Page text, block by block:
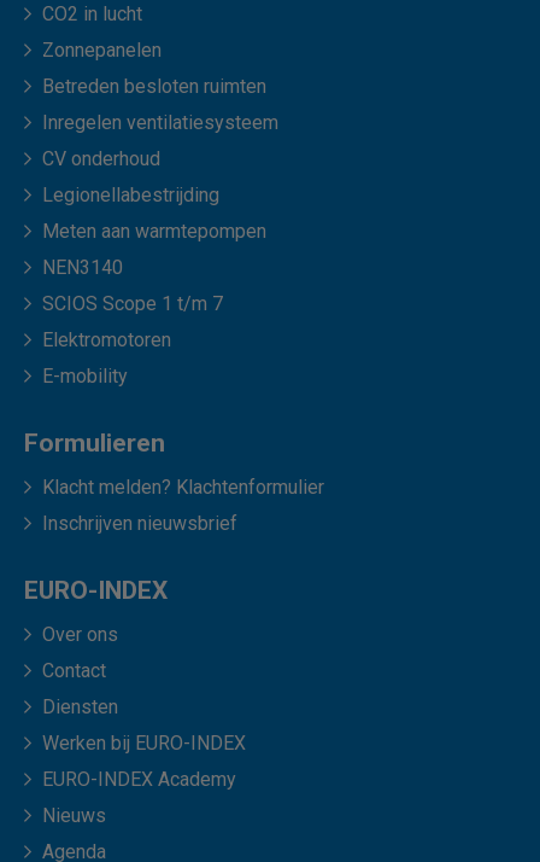
CO2 in lucht
Zonnepanelen
Betreden besloten ruimten
Inregelen ventilatiesysteem
CV onderhoud
Legionellabestrijding
Meten aan warmtepompen
NEN3140
SCIOS Scope 1 t/m 7
Elektromotoren
E-mobility
Formulieren
Klacht melden? Klachtenformulier
Inschrijven nieuwsbrief
EURO-INDEX
Over ons
Contact
Diensten
Werken bij EURO-INDEX
EURO-INDEX Academy
Nieuws
Agenda